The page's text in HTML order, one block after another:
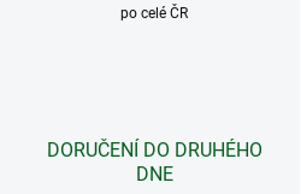
po celé ČR
DORUČENÍ DO DRUHÉHO
DNE